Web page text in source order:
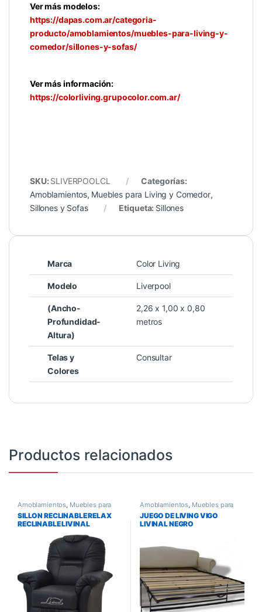
Ver más modelos:
https://dapas.com.ar/categoria-
producto/amoblamientos/muebles-para-living-y-
comedor/sillones-y-sofas/
Ver más información:
https://colorliving.grupocolor.com.ar/
SKU: SLIVERPOOLCL
Categorías:
Amoblamientos, Muebles para Living y Comedor,
Sillones y Sofas
Etiqueta: Sillones
Marca Color Living
Modelo Liverpool
(Ancho-
Profundidad-
Altura)
2,26 x 1,00 x 0,80
metros
Telas y
Colores
Consultar
Productos relacionados
Amoblamientos, Muebles para
Living y Comedor, Sillones y
Sofas
SILLON RECLINABLE RELAX
RECLINABLE LIVINAL
Amoblamientos, Muebles para
Living y Comedor,Sillones y
Sofas
JUEGO DE LIVING VIGO
LIVINAL NEGRO